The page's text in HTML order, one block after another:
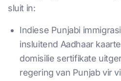
sluit in:
Indiese Punjabi
insluitend Aadhaar
domisilie sertifikate
regering van Punjab vir